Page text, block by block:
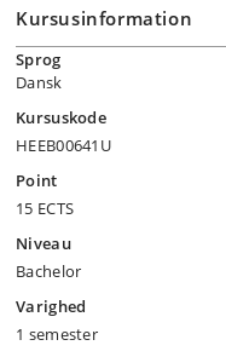
Kursusinformation
Sprog
Dansk
Kursuskode
HEEB00641U
Point
15 ECTS
Niveau
Bachelor
Varighed
1 semester